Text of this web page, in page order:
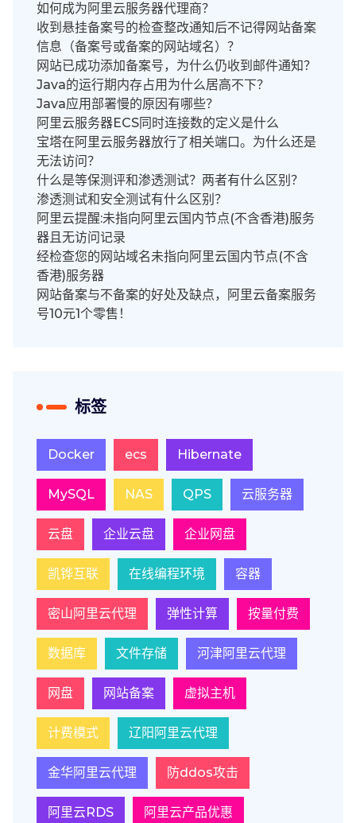
如何成为阿里云服务器代理商？
收到悬挂备案号的检查整改通知后不记得网站备案
信息（备案号或备案的网站域名）？
网站已成功添加备案号，为什么仍收到邮件通知？
Java的运行期内存占用为什么居高不下？
Java应用部署慢的原因有哪些？
阿里云服务器ECS同时连接数的定义是什么
宝塔在阿里云服务器放行了相关端口。为什么还是
无法访问？
什么是等保测评和渗透测试？两者有什么区别？
渗透测试和安全测试有什么区别？
阿里云提醒:未指向阿里云国内节点(不含香港)服务
器且无访问记录
经检查您的网站域名未指向阿里云国内节点(不含
香港)服务器
网站备案与不备案的好处及缺点，阿里云备案服务
号10元1个零售！
标签
Docker ecs Hibernate
MySQL NAS QPS 云服务器
云盘 企业云盘 企业网盘
凯铧互联 在线编程环境 容器
密山阿里云代理 弹性计算 按量付费
数据库 文件存储 河津阿里云代理
网盘 网站备案 虚拟主机
计费模式 辽阳阿里云代理
金华阿里云代理 防ddos攻击
阿里云RDS 阿里云产品优惠